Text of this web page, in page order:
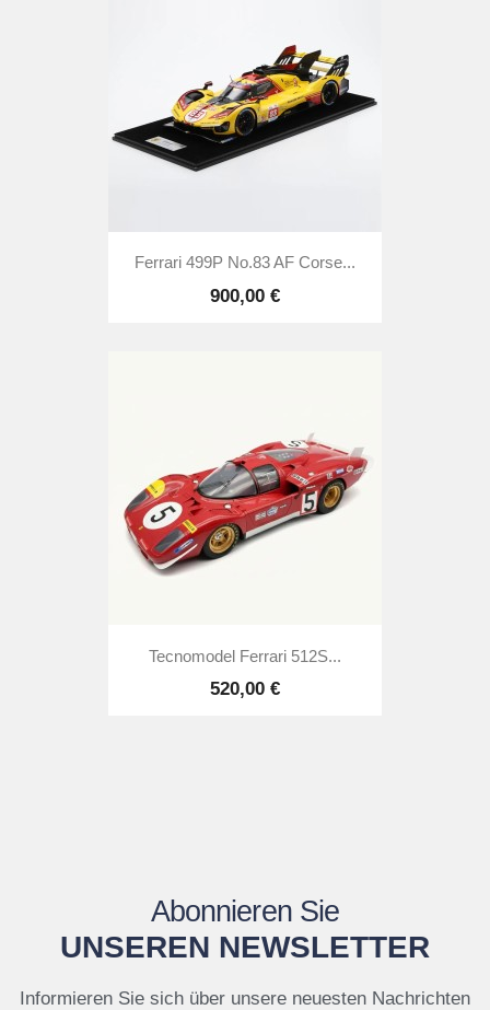
Ferrari 499P No.83 AF Corse...
900,00 €
Tecnomodel Ferrari 512S...
520,00 €
Abonnieren Sie
UNSEREN NEWSLETTER
Informieren Sie sich über unsere neuesten Nachrichten